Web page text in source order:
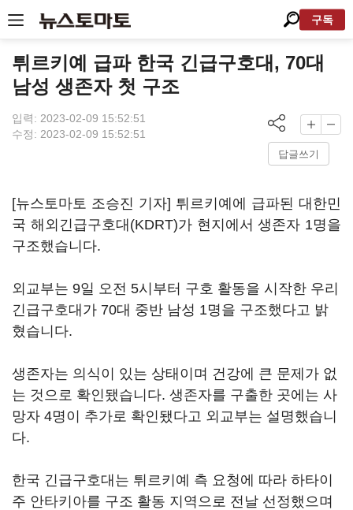
구독
튀르키예 급파 한국 긴급구호대, 70대
남성 생존자 첫 구조
입력: 2023-02-09 15:52:51
수정: 2023-02-09 15:52:51
답글쓰기
[뉴스토마토 조승진 기자] 튀르키예에 급파된 대한민
국 해외긴급구호대(KDRT)가 현지에서 생존자 1명을
구조했습니다.
외교부는 9일 오전 5시부터 구호 활동을 시작한 우리
긴급구호대가 70대 중반 남성 1명을 구조했다고 밝
혔습니다.
생존자는 의식이 있는 상태이며 건강에 큰 문제가 없
는 것으로 확인됐습니다. 생존자를 구출한 곳에는 사
망자 4명이 추가로 확인됐다고 외교부는 설명했습니
다.
한국 긴급구호대는 튀르키예 측 요청에 따라 하타이
주 안타키아를 구조 활동 지역으로 전날 선정했으며